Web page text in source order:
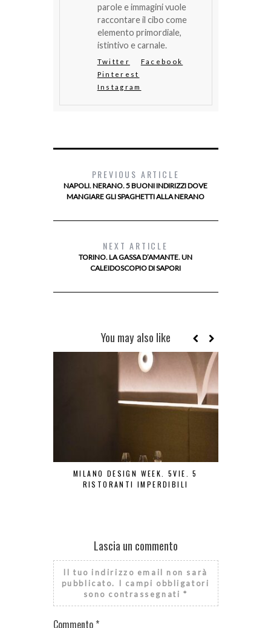
parole e immagini vuole
raccontare il cibo come
elemento primordiale,
istintivo e carnale.
Twitter
Facebook
Pinterest
Instagram
PREVIOUS ARTICLE
NAPOLI. NERANO. 5 BUONI INDIRIZZI DOVE
MANGIARE GLI SPAGHETTI ALLA NERANO
NEXT ARTICLE
TORINO. LA GASSA D’AMANTE. UN
CALEIDOSCOPIO DI SAPORI
You may also like
MILANO DESIGN WEEK. 5VIE. 5
RISTORANTI IMPERDIBILI
Lascia un commento
Il tuo indirizzo email non sarà
pubblicato.
I campi obbligatori
sono contrassegnati *
Commento *